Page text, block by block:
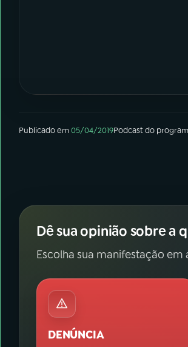
Publicado em05/04/2019Podcastdo
Dê sua opinião sobre a
Escolha sua manifestação em
DENÚNCIA